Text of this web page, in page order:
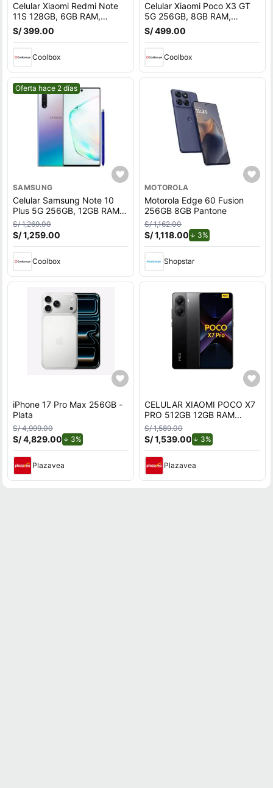
Celular Xiaomi Redmi Note
11S 128GB, 6GB RAM,
cámara trasera 108MP y
frontal 16MP, 6.43"", gris
S/ 399.00
Coolbox
Celular Xiaomi Poco X3 GT
5G 256GB, 8GB RAM,
cámara trasera 64MP y
frontal 16MP, 6.6"", negro
S/ 499.00
Coolbox
Mejor precio.
Oferta hace 2 días
SAMSUNG
Celular Samsung Note 10
Plus 5G 256GB, 12GB RAM,
cámara trasera 12MP, frontal
10MP, 6.8"", AuroraGlow
S/ 1,269.00
S/ 1,259.00
Coolbox
MOTOROLA
Motorola Edge 60 Fusion
256GB 8GB Pantone
S/ 1,162.00
S/ 1,118.00 3%de descuento.
Shopstar
iPhone 17 Pro Max 256GB -
Plata
S/ 4,999.00
S/ 4,829.00 3%
Plazavea
CELULAR XIAOMI POCO X7
PRO 512GB 12GB RAM
NEGRO
S/ 1,589.00
S/ 1,539.00 3%de descuento.
Plazavea